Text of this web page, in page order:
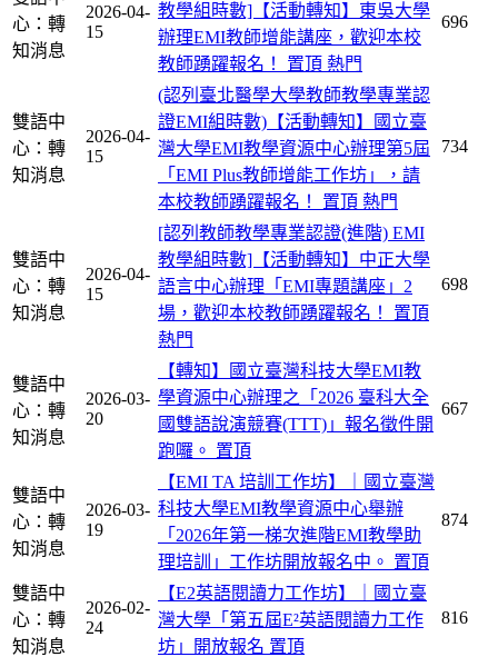
心：轉
知消息
2026-04-
15
教學組時數]【活動轉知】東吳大學
辦理EMI教師增能講座，歡迎本校
教師踴躍報名！ 置頂 熱門
696
雙語中
心：轉
知消息
2026-04-
15
(認列臺北醫學大學教師教學專業認
證EMI組時數)【活動轉知】國立臺
灣大學EMI教學資源中心辦理第5屆
「EMI Plus教師增能工作坊」，請
本校教師踴躍報名！ 置頂 熱門
734
雙語中
心：轉
知消息
2026-04-
15
[認列教師教學專業認證(進階) EMI
教學組時數]【活動轉知】中正大學
語言中心辦理「EMI專題講座」2
場，歡迎本校教師踴躍報名！ 置頂
熱門
698
雙語中
心：轉
知消息
2026-03-
20
【轉知】國立臺灣科技大學EMI教
學資源中心辦理之「2026 臺科大全
國雙語說演競賽(TTT)」報名徵件開
跑囉。 置頂
667
雙語中
心：轉
知消息
2026-03-
19
【EMI TA 培訓工作坊】｜國立臺灣
科技大學EMI教學資源中心舉辦
「2026年第一梯次進階EMI教學助
理培訓」工作坊開放報名中。 置頂
874
雙語中
心：轉
知消息
2026-02-
24
【E2英語閱讀力工作坊】｜國立臺
灣大學「第五屆E²英語閱讀力工作
坊」開放報名 置頂
816